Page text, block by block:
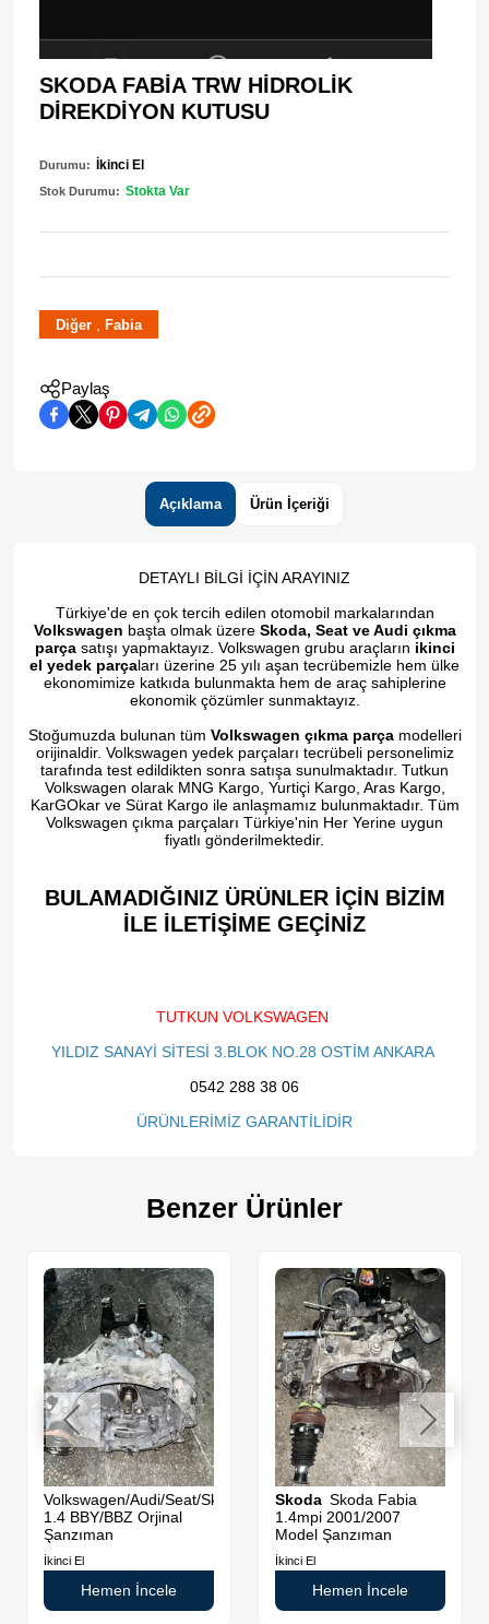
SKODA FABİA TRW HİDROLİK
DİREKDİYON KUTUSU
Durumu: İkinci El
Stok Durumu: Stokta Var
Diğer , Fabia
Paylaş
Açıklama Ürün İçeriği
DETAYLI BİLGİ İÇİN ARAYINIZ
Türkiye'de en çok tercih edilen otomobil markalarından
Volkswagen başta olmak üzere Skoda, Seat ve Audi çıkma
parçasatışı yapmaktayız. Volkswagen grubu araçların ikinci
el yedek parçaları üzerine 25 yılı aşan tecrübemizle hem ülke
ekonomimize katkıda bulunmakta hem de araç sahiplerine
ekonomik çözümler sunmaktayız.
Stoğumuzda bulunan tüm Volkswagen çıkma parçamodelleri
orijinaldir. Volkswagen yedek parçaları tecrübeli personelimiz
tarafında test edildikten sonra satışa sunulmaktadır. Tutkun
Volkswagen olarak MNG Kargo, Yurtiçi Kargo, Aras Kargo,
KarGOkar ve Sürat Kargo ile anlaşmamız bulunmaktadır. Tüm
Volkswagen çıkma parçaları Türkiye'nin Her Yerine uygun
fiyatlı gönderilmektedir.
BULAMADIĞINIZ ÜRÜNLER İÇİN BİZİM
İLE İLETİŞİME GEÇİNİZ​
TUTKUN VOLKSWAGEN
YILDIZ SANAYİ SİTESİ 3.BLOK NO.28 OSTİM ANKARA
0542 288 38 06
ÜRÜNLERİMİZ GARANTİLİDİR
Benzer Ürünler
Volkswagen/Audi/Seat/Skoda
1.4 BBY/BBZ Orjinal
Şanzıman
İkinci El
Hemen İncele
Skoda
1.4mpi 2001/2007
Model Şanzıman
İkinci El
Hemen İncele